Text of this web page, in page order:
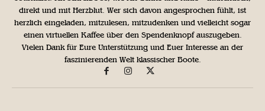
direkt und mit Herzblut. Wer sich davon angesprochen fühlt, ist
herzlich eingeladen, mitzulesen, mitzudenken und vielleicht sogar
einen virtuellen Kaffee über den Spendenknopf auszugeben.
Vielen Dank für Eure Unterstützung und Euer Interesse an der
faszinierenden Welt klassischer Boote.